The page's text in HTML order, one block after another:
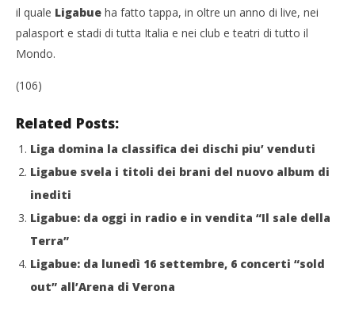
il quale Ligabue ha fatto tappa, in oltre un anno di live, nei
palasport e stadi di tutta Italia e nei club e teatri di tutto il
Mondo.
(106)
Related Posts:
Liga domina la classifica dei dischi piu’ venduti
Ligabue svela i titoli dei brani del nuovo album di
inediti
Ligabue: da oggi in radio e in vendita “Il sale della
Terra”
Ligabue: da lunedì 16 settembre, 6 concerti “sold
out” all’Arena di Verona